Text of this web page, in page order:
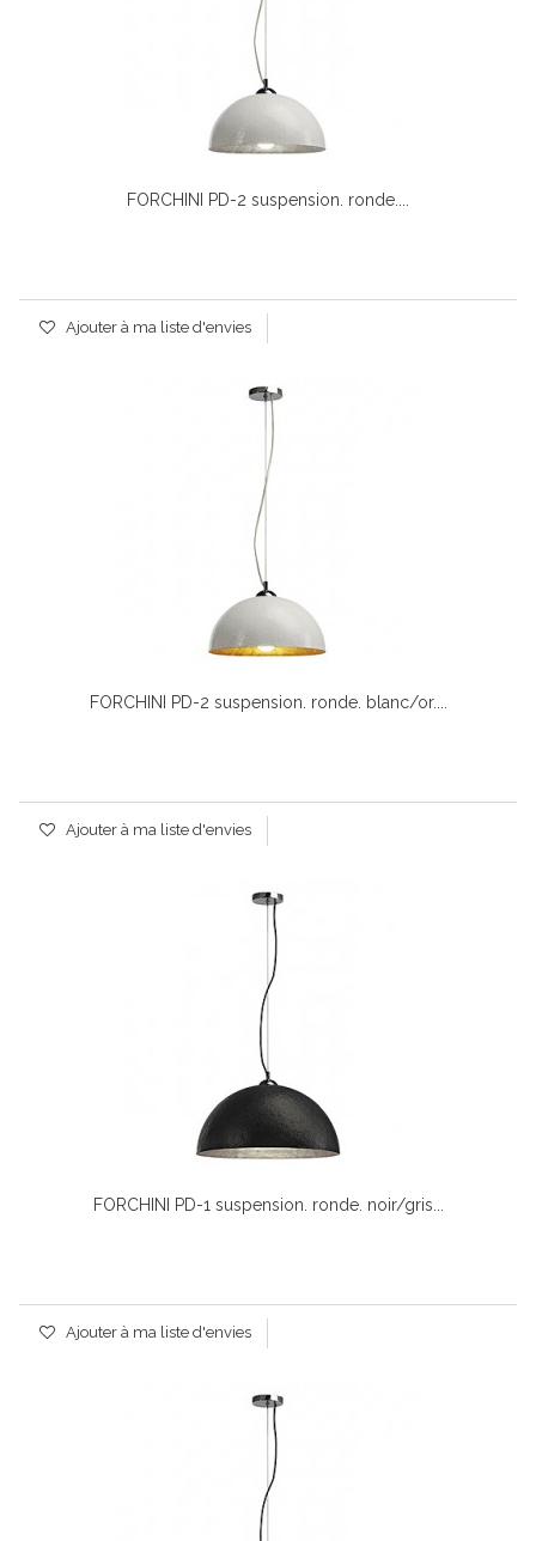
FORCHINI PD-2 suspension. ronde....
Ajouter à ma liste d'envies
FORCHINI PD-2 suspension. ronde. blanc/or....
Ajouter à ma liste d'envies
FORCHINI PD-1 suspension. ronde. noir/gris...
Ajouter à ma liste d'envies